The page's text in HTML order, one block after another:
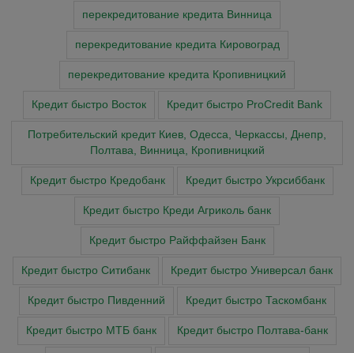
перекредитование кредита Винница
перекредитование кредита Кировоград
перекредитование кредита Кропивницкий
Кредит быстро Восток Кредит быстро ProCredit Bank
Потребительский кредит Киев, Одесса, Черкассы, Днепр,
Полтава, Винница, Кропивницкий
Кредит быстро Кредобанк Кредит быстро Укрсиббанк
Кредит быстро Креди Агриколь банк
Кредит быстро Райффайзен Банк
Кредит быстро Ситибанк Кредит быстро Универсал банк
Кредит быстро Пивденний Кредит быстро Таскомбанк
Кредит быстро МТБ банк Кредит быстро Полтава-банк